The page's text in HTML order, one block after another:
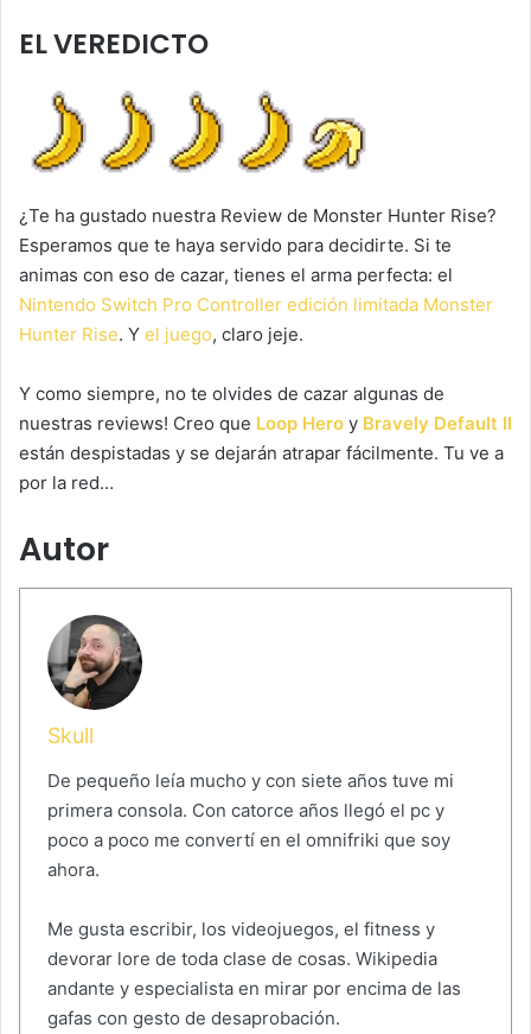
EL VEREDICTO
¿Te ha gustado nuestra Review de Monster Hunter Rise?
Esperamos que te haya servido para decidirte. Si te
animas con eso de cazar, tienes el arma perfecta: el
Nintendo Switch Pro Controller edición limitada Monster
Hunter Rise. Y el juego, claro jeje.
Y como siempre, no te olvides de cazar algunas de
nuestras reviews! Creo que Loop Hero y Bravely Default II
están despistadas y se dejarán atrapar fácilmente. Tu ve a
por la red…
Autor
Skull
De pequeño leía mucho y con siete años tuve mi
primera consola. Con catorce años llegó el pc y
poco a poco me convertí en el omnifriki que soy
ahora.
Me gusta escribir, los videojuegos, el fitness y
devorar lore de toda clase de cosas. Wikipedia
andante y especialista en mirar por encima de las
gafas con gesto de desaprobación.